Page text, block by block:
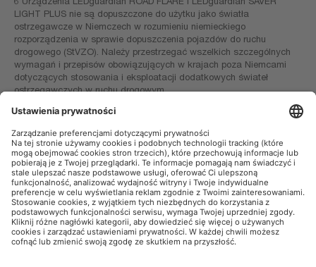
LIGHT PLUS nie są dopuszczone do użytku jako światła
ostrzegawcze w Niemczech w rozumieniu niemieckiego
rozporządzenia w sprawie dopuszczenia pojazdów do ruchu
drogowego (StVZO). Należy przestrzegać wszelkich szczególnych
wymagań i przepisów obowiązujących w krajach poza Niemcami
dotyczących stosowania i eksploatacji dodatkowych świateł
ostrzegawczych w ruchu drogowym.
OSRAM AutoMoto w mediach społecznościowych
Informacje firmowe
Warunki użytkowania